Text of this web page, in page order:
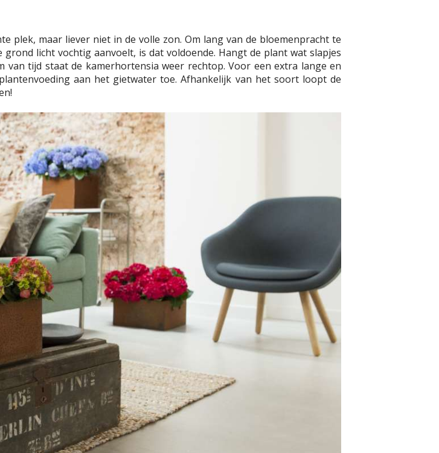
plek, maar liever niet in de volle zon. Om lang van de bloemenpracht te
licht vochtig aanvoelt, is dat voldoende. Hangt de plant wat slapjes
tijd staat de kamerhortensia weer rechtop. Voor een extra lange en
aan het gietwater toe. Afhankelijk van het soort loopt de